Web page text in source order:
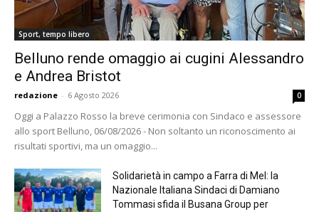
Sport, tempo libero
Belluno rende omaggio ai cugini Alessandro
e Andrea Bristot
redazione - 6 Agosto 2026 0
Oggi a Palazzo Rosso la breve cerimonia con Sindaco e assessore
allo sport Belluno, 06/08/2026 - Non soltanto un riconoscimento ai
risultati sportivi, ma un omaggio...
Solidarietà in campo a Farra di Mel: la
Nazionale Italiana Sindaci di Damiano
Tommasi sfida il Busana Group per